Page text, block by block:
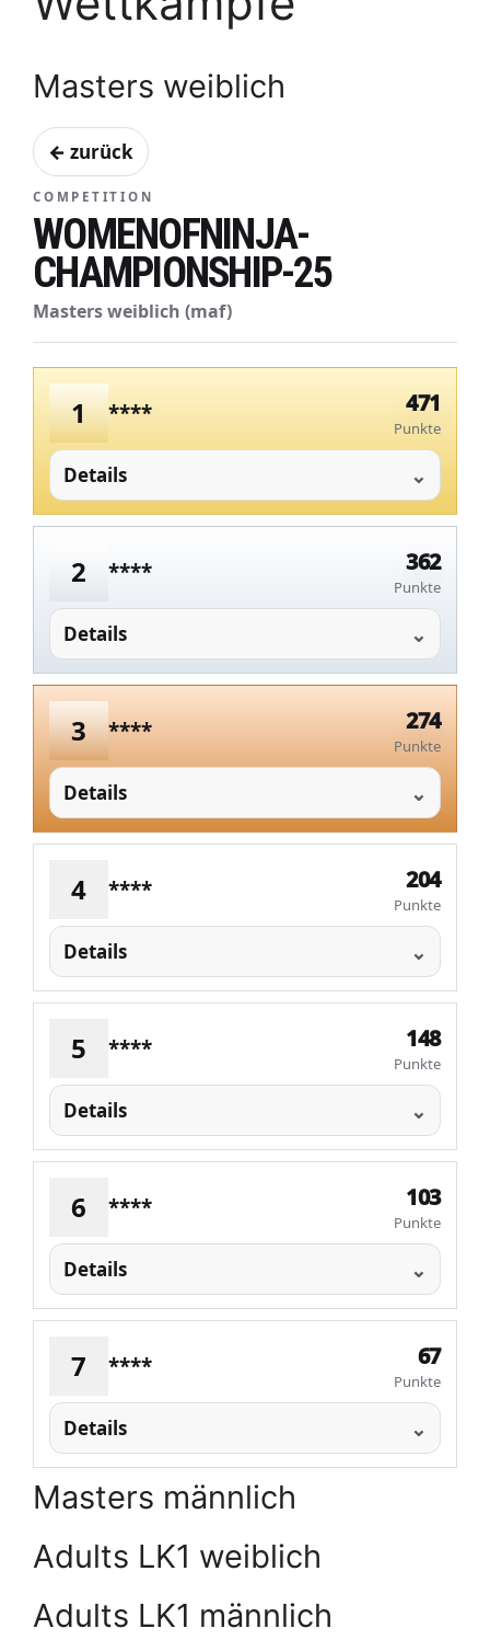
Masters weiblich
← zurück
COMPETITION
WOMENOFNINJA-
CHAMPIONSHIP-25
Masters weiblich (maf)
1 **** 471
Punkte
Details
2 **** 362
Punkte
Details
3 **** 274
Punkte
Details
4 **** 204
Punkte
Details
5 **** 148
Punkte
Details
6 **** 103
Punkte
Details
7 **** 67
Punkte
Details
Masters männlich
Adults LK1 weiblich
Adults LK1 männlich